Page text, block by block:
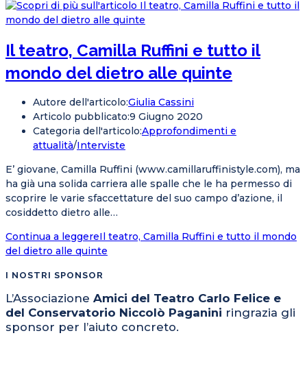
Il teatro, Camilla Ruffini e tutto il
mondo del dietro alle quinte
Autore dell'articolo:Giulia Cassini
Articolo pubblicato:9 Giugno 2020
Categoria dell'articolo:Approfondimenti e
attualità/Interviste
E’ giovane, Camilla Ruffini (www.camillaruffinistyle.com), ma
ha già una solida carriera alle spalle che le ha permesso di
scoprire le varie sfaccettature del suo campo d’azione, il
cosiddetto dietro alle…
Continua a leggereIl teatro, Camilla Ruffini e tutto il mondo
del dietro alle quinte
I NOSTRI SPONSOR
L’Associazione Amici del Teatro Carlo Felice e
del Conservatorio Niccolò Paganini ringrazia gli
sponsor per l’aiuto concreto.